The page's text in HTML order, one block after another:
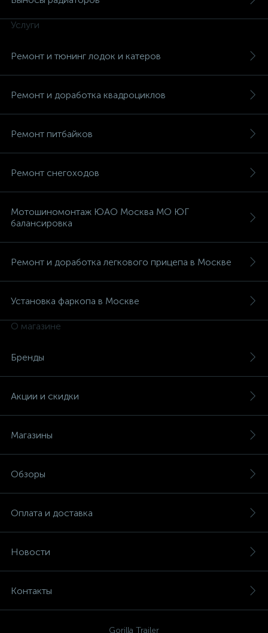
Услуги
Ремонт и тюнинг лодок и катеров
Ремонт и доработка квадроциклов
Ремонт питбайков
Ремонт снегоходов
Мотошиномонтаж ЮАО Москва МО ЮГ
балансировка
Ремонт и доработка легкового прицепа в Москве
Установка фаркопа в Москве
О магазине
Бренды
Акции и скидки
Магазины
Обзоры
Оплата и доставка
Новости
Контакты
Gorilla Trailer